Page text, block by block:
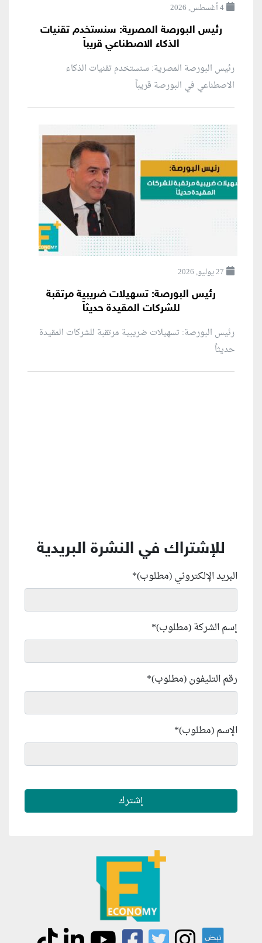
4 أغسطس, 2026
رئيس البورصة المصرية: سنستخدم تقنيات
الذكاء الاصطناعي قريباً
رئيس البورصة المصرية: سنستخدم تقنيات الذكاء
الاصطناعي في البورصة قريباً
27 يوليو, 2026
رئيس البورصة: تسهيلات ضريبية مرتقبة
للشركات المقيدة حديثاً
رئيس البورصة: تسهيلات ضريبية مرتقبة للشركات المقيدة
حديثاً
للإشتراك في النشرة البريدية
البريد الإلكتروني (مطلوب)*
إسم الشركة (مطلوب)*
رقم التليفون (مطلوب)*
الإسم (مطلوب)*